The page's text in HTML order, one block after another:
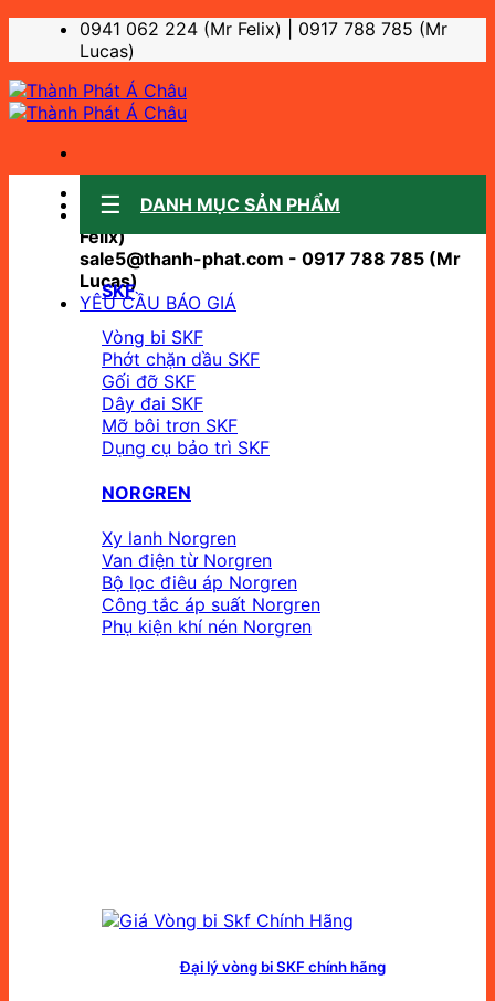
dung
0941 062 224 (Mr Felix) | 0917 788 785 (Mr
Lucas)
Sale support:
sale10@thanh-phat.com - 0941 062 224 (Mr
Felix)
sale5@thanh-phat.com - 0917 788 785 (Mr
Lucas)
YÊU CẦU BÁO GIÁ
DANH MỤC SẢN PHẨM
SKF
Vòng bi SKF
Phớt chặn dầu SKF
Gối đỡ SKF
Dây đai SKF
Mỡ bôi trơn SKF
Dụng cụ bảo trì SKF
NORGREN
Xy lanh Norgren
Van điện từ Norgren
Bộ lọc điêu áp Norgren
Công tắc áp suất Norgren
Phụ kiện khí nén Norgren
Đại lý vòng bi SKF chính hãng